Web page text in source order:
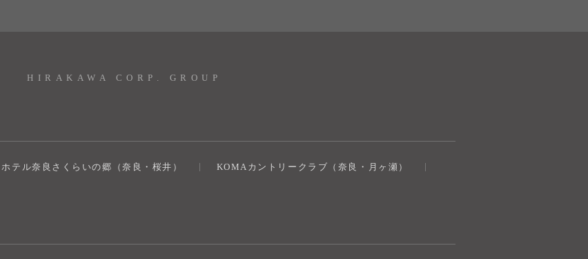
HIRAKAWA CORP. GROUP
ホテル奈良さくらいの郷（奈良・桜井）
KOMAカントリークラブ（奈良・月ヶ瀬）奈良健康ランド
AIコンシェルジュ